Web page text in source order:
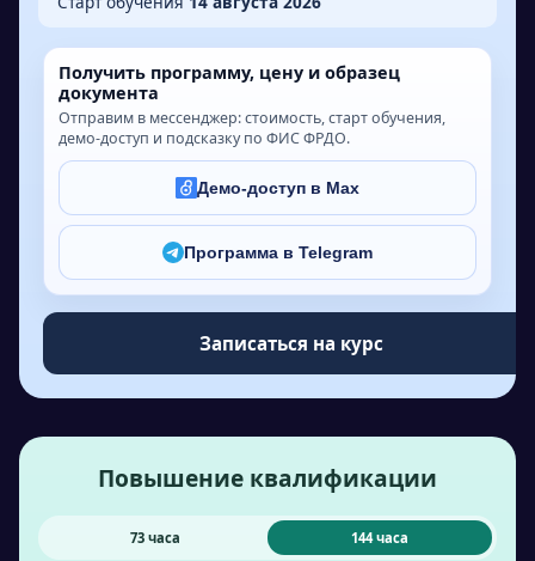
Получить программу, цену и образец
документа
Отправим в мессенджер: стоимость, старт обучения,
демо-доступ и подсказку по ФИС ФРДО.
Демо-доступ в Max
Программа в Telegram
Записаться на курс
Повышение квалификации
73 часа 144 часа